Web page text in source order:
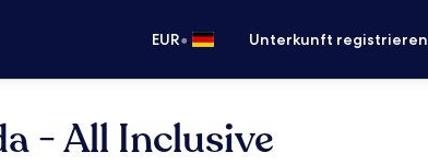
EUR• Unterkunft registrieren
- All Inclusive